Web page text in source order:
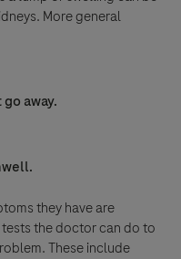
More general
away.
they have are
the doctor can do to
These include